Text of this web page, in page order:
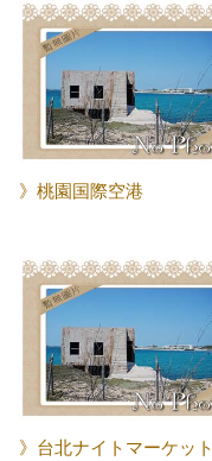
》桃園国際空港
》台北ナイトマーケット